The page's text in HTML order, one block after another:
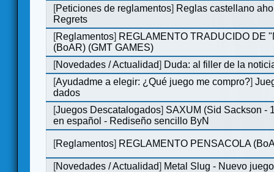
[Peticiones de reglamentos] Reglas castellano
Regrets
[Reglamentos] REGLAMENTO TRADUCIDO DE
(BoAR) (GMT GAMES)
[Novedades / Actualidad] Duda: al filler de la
[Ayudadme a elegir: ¿Qué juego me compro?]
dados
[Juegos Descatalogados] SAXUM (Sid Sackson -
en español - Rediseño sencillo ByN
[Reglamentos] REGLAMENTO PENSACOLA
[Novedades / Actualidad] Metal Slug - Nuevo